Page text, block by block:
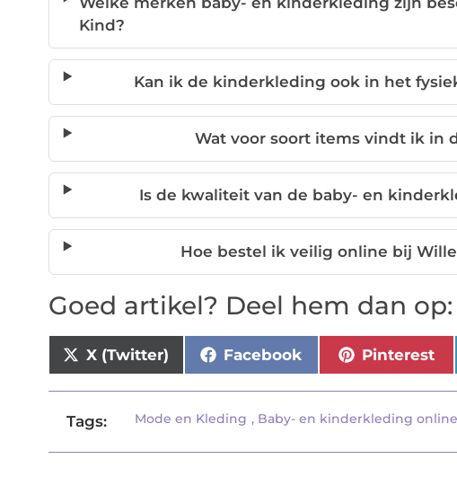
Kind?
Kan ik de kinderkleding ook in het
Wat voor soort items vindt ik in
Is de kwaliteit van de baby- en
Hoe bestel ik veilig online bij
Goed artikel? Deel hem dan op:
X (Twitter) Facebook Pinterest
Tags: Mode en Kleding , Baby- en kinderkleding online